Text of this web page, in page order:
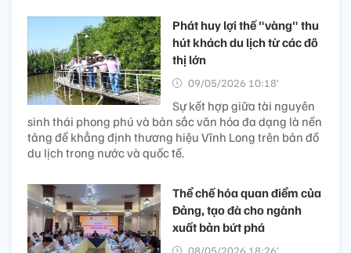
Phát huy lợi thế "vàng" thu
hút khách du lịch từ các đô
thị lớn
09/05/2026 10:18’
Sự kết hợp giữa tài nguyên
sinh thái phong phú và bản sắc văn hóa đa dạng là nền
tảng để khẳng định thương hiệu Vĩnh Long trên bản đồ
du lịch trong nước và quốc tế.
Thể chế hóa quan điểm của
Đảng, tạo đà cho ngành
xuất bản bứt phá
08/05/2026 18:26’